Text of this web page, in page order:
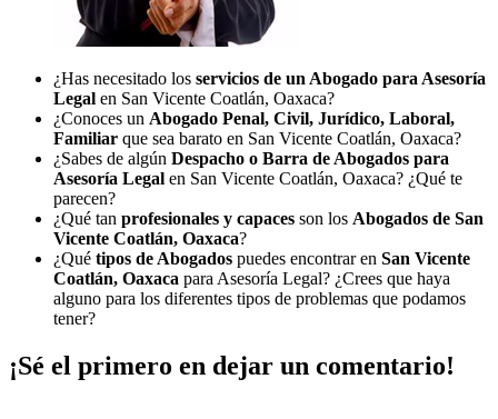
¿Has necesitado los servicios de un Abogado para Asesoría
Legal en San Vicente Coatlán, Oaxaca?
¿Conoces un Abogado Penal, Civil, Jurídico, Laboral,
Familiar que sea barato en San Vicente Coatlán, Oaxaca?
¿Sabes de algún Despacho o Barra de Abogados para
Asesoría Legal en San Vicente Coatlán, Oaxaca? ¿Qué te
parecen?
¿Qué tan profesionales y capaces son los Abogados de San
Vicente Coatlán, Oaxaca?
¿Qué tipos de Abogados puedes encontrar en San Vicente
Coatlán, Oaxaca para Asesoría Legal? ¿Crees que haya
alguno para los diferentes tipos de problemas que podamos
tener?
¡Sé el primero en dejar un comentario!